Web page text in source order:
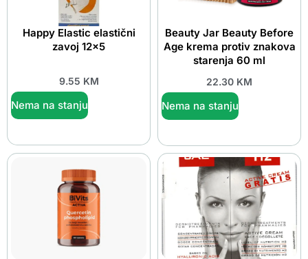
Happy Elastic elastični
zavoj 12×5
9.55 KM
Nema na stanju
Beauty Jar Beauty Before
Age krema protiv znakova
starenja 60 ml
22.30 KM
Nema na stanju